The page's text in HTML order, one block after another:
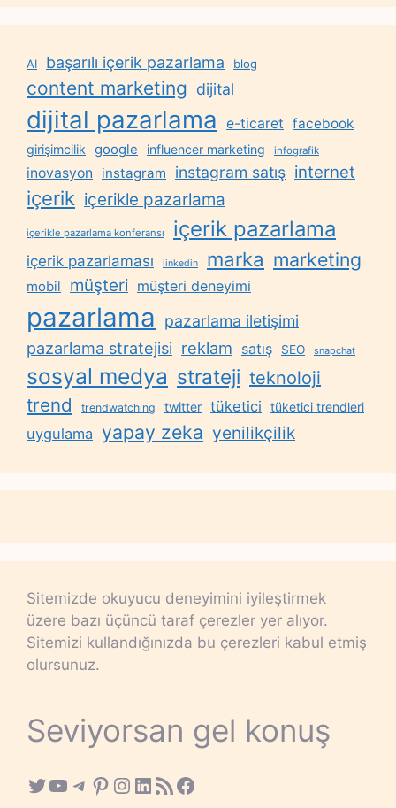
AI başarılı içerik pazarlama blog
content marketing dijital
dijital pazarlama e-ticaret facebook
girişimcilik google influencer marketing infografik
inovasyon instagram instagram satış internet
içerik içerikle pazarlama
içerikle pazarlama konferansı içerik pazarlama
içerik pazarlaması linkedin marka marketing
mobil müşteri müşteri deneyimi
pazarlama
pazarlama iletişimi
pazarlama stratejisi reklam satış SEO snapchat
sosyal medya strateji teknoloji
trend trendwatching twitter tüketici tüketici trendleri
uygulama yapay zeka yenilikçilik
Sitemizde okuyucu deneyimini iyileştirmek
üzere bazı üçüncü taraf çerezler yer alıyor.
Sitemizi kullandığınızda bu çerezleri kabul etmiş
olursunuz.
Seviyorsan gel konuş
Twitter
YouTube
Telegram
Pinterest
Instagram
LinkedIn
RSS FeedFacebook